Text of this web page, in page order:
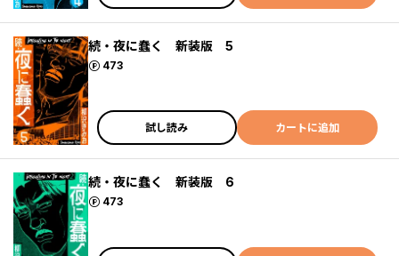
続・夜に蠢く 新装版 5
473
ポイント
試し読み カートに追加
続・夜に蠢く 新装版 6
473
ポイント